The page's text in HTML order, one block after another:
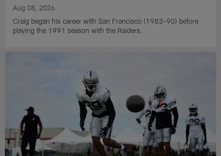
Aug 08, 2026
Craig began his career with San Francisco (1983-90) before
playing the 1991 season with the Raiders.